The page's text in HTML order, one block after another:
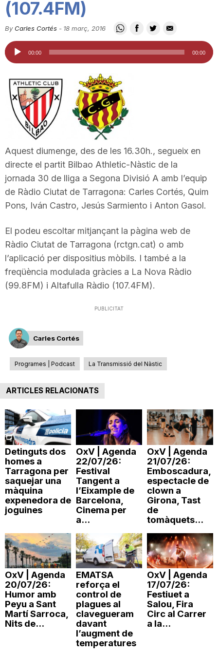
u
a
d
e
T
a
r
g
o
n
a
(107.4FM)
By Carles Cortés - 18 març, 2016
Reproductor
d'àudio
00:00 00:00
Aquest diumenge, des de les 16.30h., segueix en
directe el partit Bilbao Athletic-Nàstic de la
jornada 30 de lliga a Segona Divisió A amb l’equip
de Ràdio Ciutat de Tarragona: Carles Cortés, Quim
Pons, Iván Castro, Jesús Sarmiento i Anton Gasol.
El podeu escoltar mitjançant la pàgina web de
Ràdio Ciutat de Tarragona (rctgn.cat) o amb
l’aplicació per dispositius mòbils. I també a la
freqüència modulada gràcies a La Nova Ràdio
(99.8FM) i Altafulla Ràdio (107.4FM).
PUBLICITAT
Carles Cortés
Programes | Podcast La Transmissió del Nàstic
ARTICLES RELACIONATS
Detinguts dos
homes a
Tarragona per
saquejar una
màquina
expenedora de
joguines
OxV | Agenda
22/07/26:
Festival
Tangent a
l’Eixample de
Barcelona,
Cinema per
a...
OxV | Agenda
21/07/26:
Emboscadura,
espectacle de
clown a
Girona, Tast
de
tomàquets...
OxV | Agenda
20/07/26:
Humor amb
Peyu a Sant
Martí Sarroca,
Nits de...
EMATSA
reforça el
control de
plagues al
clavegueram
davant
l’augment de
temperatures
OxV | Agenda
17/07/26:
Festiuet a
Salou, Fira
Circ al Carrer
a la...